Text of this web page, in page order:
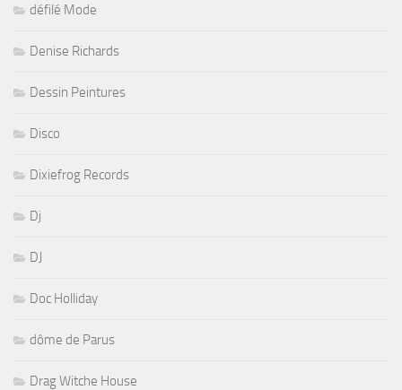
défilé Mode
Denise Richards
Dessin Peintures
Disco
Dixiefrog Records
Dj
DJ
Doc Holliday
dôme de Parus
Drag Witche House